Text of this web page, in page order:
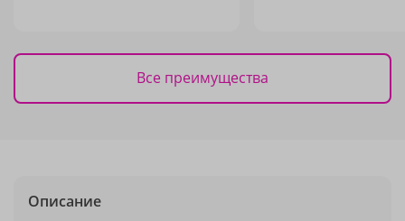
Все преимущества
Описание